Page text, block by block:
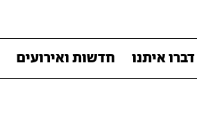
דברו איתנו חדשות ואירועים